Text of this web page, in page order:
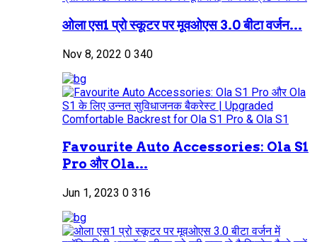
ओला एस1 प्रो स्कूटर पर मूवओएस 3.0 बीटा वर्जन...
Nov 8, 2022 0 340
Favourite Auto Accessories: Ola S1
Pro और Ola...
Jun 1, 2023 0 316